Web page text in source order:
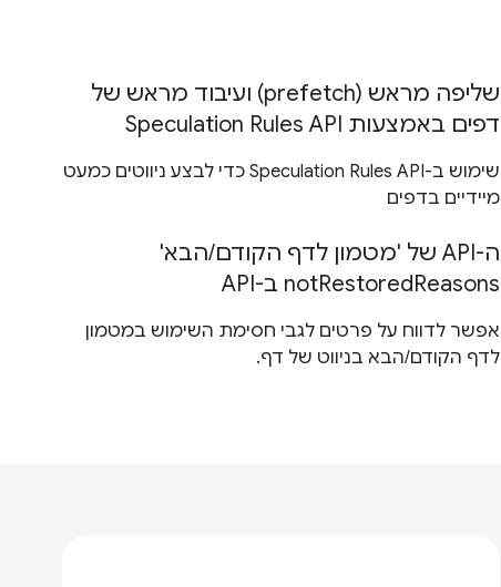
שליפה מראש (prefetch) ועיבוד מראש של
דפים באמצעות Speculation Rules API
שימוש ב-Speculation Rules API כדי לבצע ניווטים כמעט
מיידיים בדפים
ה-API של 'מטמון לדף הקודם/הבא'
notRestoredReasons ב-API
אפשר לדווח על פרטים לגבי חסימת השימוש במטמון
לדף הקודם/הבא בניווט של דף.